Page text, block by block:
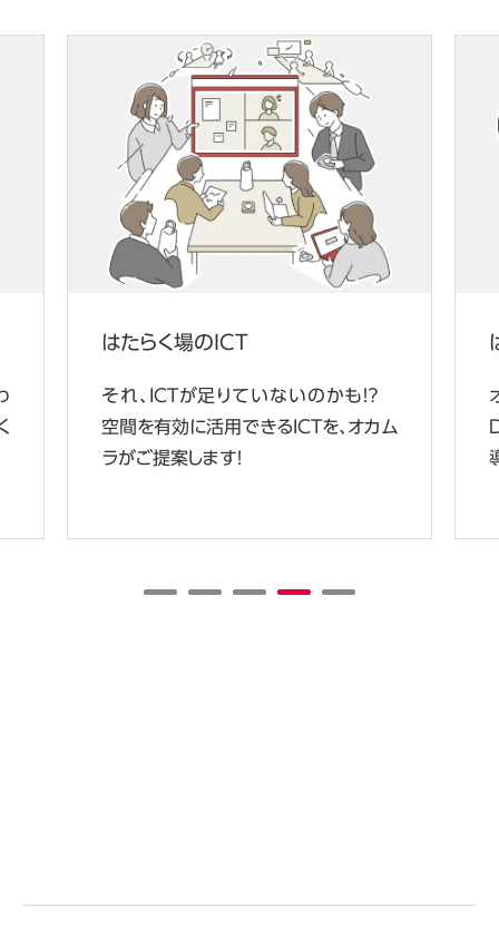
はたらく場のICT
それ、ICTが足りていないのかも！？
空間を有効に活用できるICTを、オカム
ラがご提案します！